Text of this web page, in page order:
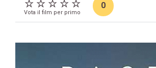
Vota il film per primo
0